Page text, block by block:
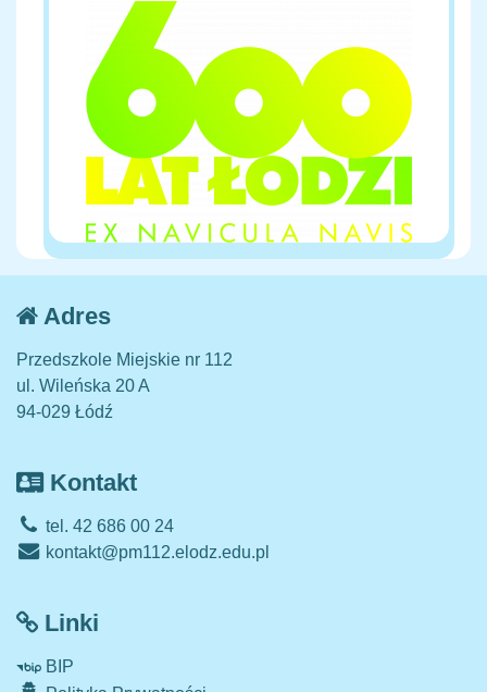
Adres
Przedszkole Miejskie nr 112
ul. Wileńska 20 A
94-029 Łódź
Kontakt
tel. 42 686 00 24
kontakt@pm112.elodz.edu.pl
Linki
BIP